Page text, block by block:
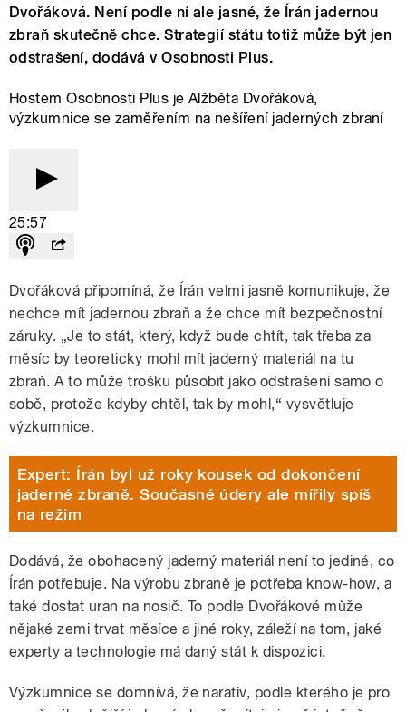
Dvořáková. Není podle ní ale jasné, že Írán jadernou
zbraň skutečně chce. Strategií státu totiž může být jen
odstrašení, dodává v Osobnosti Plus.
Hostem Osobnosti Plus je Alžběta Dvořáková,
výzkumnice se zaměřením na nešíření jaderných zbraní
25:57
Dvořáková připomíná, že Írán velmi jasně komunikuje, že
nechce mít jadernou zbraň a že chce mít bezpečnostní
záruky. „Je to stát, který, když bude chtít, tak třeba za
měsíc by teoreticky mohl mít jaderný materiál na tu
zbraň. A to může trošku působit jako odstrašení samo o
sobě, protože kdyby chtěl, tak by mohl,“ vysvětluje
výzkumnice.
Expert: Írán byl už roky kousek od dokončení
jaderné zbraně. Současné údery ale mířily spíš
na režim
Dodává, že obohacený jaderný materiál není to jediné, co
Írán potřebuje. Na výrobu zbraně je potřeba know-how, a
také dostat uran na nosič. To podle Dvořákové může
nějaké zemi trvat měsíce a jiné roky, záleží na tom, jaké
experty a technologie má daný stát k dispozici.
Výzkumnice se domnívá, že narativ, podle kterého je pro